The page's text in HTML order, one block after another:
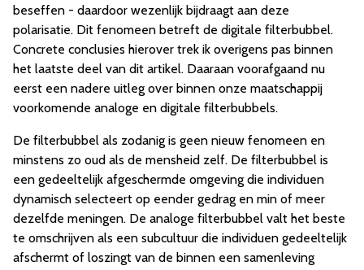
beseffen - daardoor wezenlijk bijdraagt aan deze
polarisatie. Dit fenomeen betreft de digitale filterbubbel.
Concrete conclusies hierover trek ik overigens pas binnen
het laatste deel van dit artikel. Daaraan voorafgaand nu
eerst een nadere uitleg over binnen onze maatschappij
voorkomende analoge en digitale filterbubbels.
De filterbubbel als zodanig is geen nieuw fenomeen en
minstens zo oud als de mensheid zelf. De filterbubbel is
een gedeeltelijk afgeschermde omgeving die individuen
dynamisch selecteert op eender gedrag en min of meer
dezelfde meningen. De analoge filterbubbel valt het beste
te omschrijven als een subcultuur die individuen gedeeltelijk
afschermt of loszingt van de binnen een samenleving